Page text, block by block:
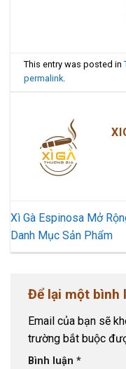
This entry was posted in
permalink.
Xì Gà Espinosa Mở
Danh Mục Sản Phẩm
Để lại một bình
Email của bạn sẽ
trường bắt buộc
Bình luận *